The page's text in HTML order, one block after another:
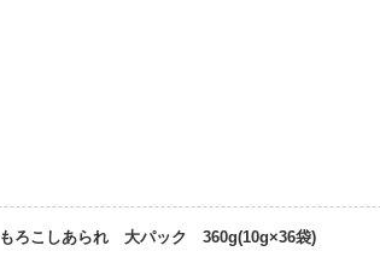
もろこしあられ 大パック 360g(10g×36袋)